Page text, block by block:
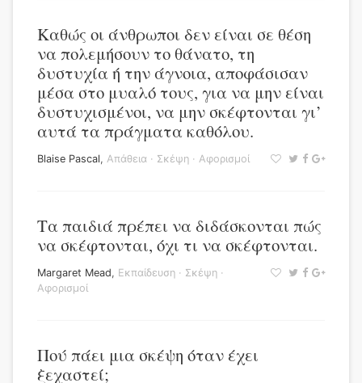
Καθώς οι άνθρωποι δεν είναι σε θέση
να πολεμήσουν το θάνατο, τη
δυστυχία ή την άγνοια, αποφάσισαν
μέσα στο μυαλό τους, για να μην είναι
δυστυχισμένοι, να μην σκέφτονται γι’
αυτά τα πράγματα καθόλου.
Blaise Pascal, Απάθεια · Σκέψη · Αφορισμοί
Τα παιδιά πρέπει να διδάσκονται πώς
να σκέφτονται, όχι τι να σκέφτονται.
Margaret Mead, Εκπαίδευση · Σκέψη ·
Αφορισμοί
Πού πάει μια σκέψη όταν έχει
ξεχαστεί;